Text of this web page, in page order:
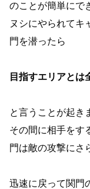
のことが簡単にで
ヌシにやられてキ
門を潜ったら
目指すエリアとは
と言うことが起き
その間に相手をす
門は敵の攻撃にさ
迅速に戻って関門